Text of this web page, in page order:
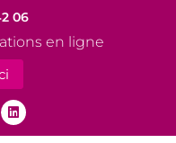
06
en ligne